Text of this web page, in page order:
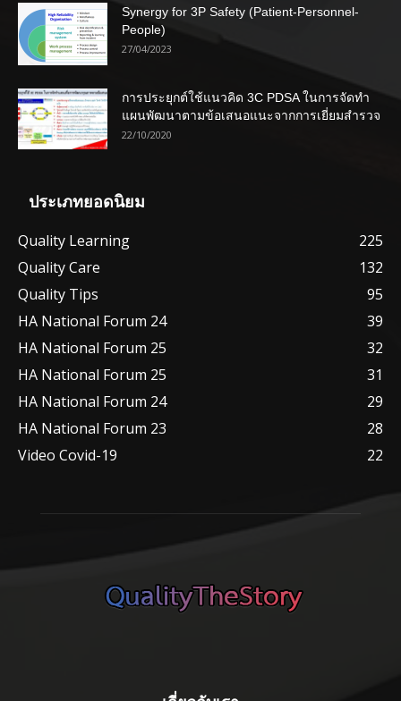
Synergy for 3P Safety (Patient-Personnel-
People)
27/04/2023
การประยุกต์ใช้แนวคิด 3C PDSA ในการจัดทำ
แผนพัฒนาตามข้อเสนอแนะจากการเยี่ยมสำรวจ
22/10/2020
ประเภทยอดนิยม
Quality Learning
225
Quality Care
132
Quality Tips
95
HA National Forum 24
39
HA National Forum 25
32
HA National Forum 25
31
HA National Forum 24
29
HA National Forum 23
28
Video Covid-19
22